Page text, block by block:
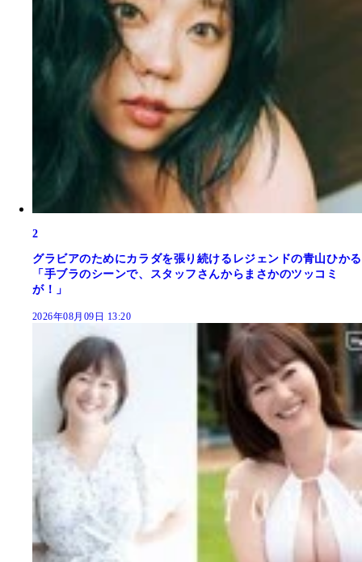
2
グラビアのためにカラダを張り続けるレジェンドの青山ひかる
「手ブラのシーンで、スタッフさんからまさかのツッコミ
が！」
2026年08月09日 13:20